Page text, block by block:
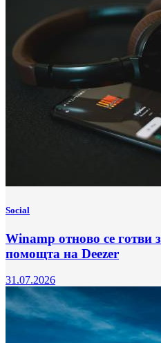
Social
Winamp отново се готви
помощта на Deezer
31.07.2026